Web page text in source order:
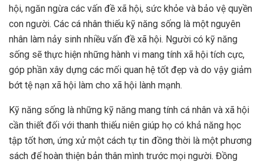
hội, ngăn ngừa các vấn đề xã hội, sức khỏe và bảo vệ quyền
con người. Các cá nhân thiếu kỹ năng sống là một nguyên
nhân làm nảy sinh nhiều vấn đề xã hội. Người có kỹ năng
sống sẽ thực hiện những hành vi mang tính xã hội tích cực,
góp phần xây dựng các mối quan hệ tốt đẹp và do vậy giảm
bớt tệ nạn xã hội làm cho xã hội lành mạnh.
Kỹ năng sống là những kỹ năng mang tính cá nhân và xã hội
cần thiết đối với thanh thiếu niên giúp họ có khả năng học
tập tốt hơn, ứng xử một cách tự tin đồng thời là một phương
sách để hoàn thiện bản thân mình trước mọi người. Đồng